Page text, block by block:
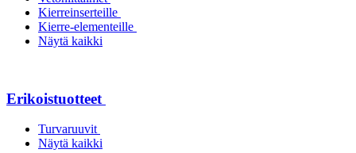
Kierreinserteille
Kierre-elementeille
Näytä kaikki
Erikoistuotteet
Turvaruuvit
Näytä kaikki